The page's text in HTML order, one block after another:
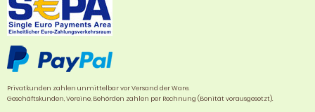
Privatkunden zahlen unmittelbar vor Versand der Ware.
Geschäftskunden, Vereine, Behörden zahlen per Rechnung (Bonität vorausgesetzt).